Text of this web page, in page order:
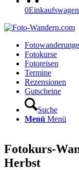
0Einkaufswagen
Fotokurse
Fotoreisen
Termine
Rezensionen
Gutscheine
Suche
Menü Menü
Fotokurs-
Herbst